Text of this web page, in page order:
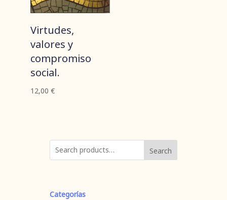
Virtudes,
valores y
compromiso
social.
12,00 €
Search
Categorías